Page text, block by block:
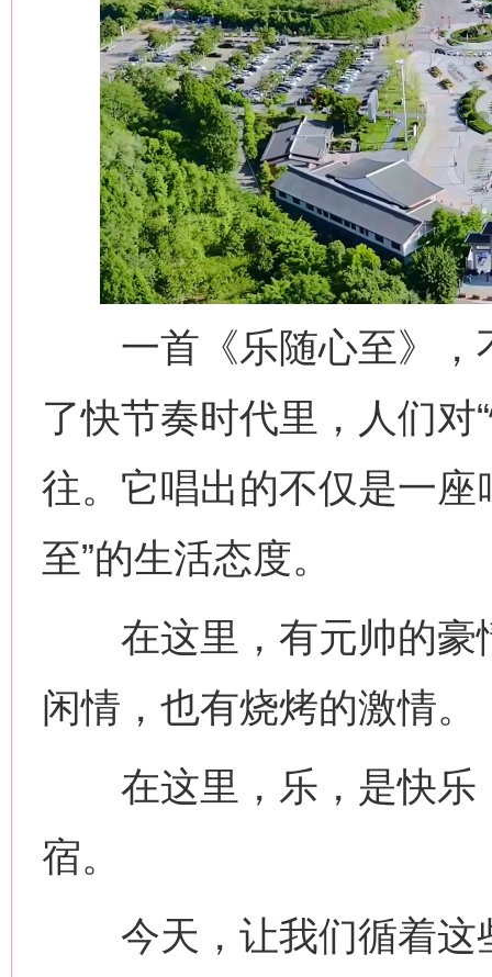
一首《乐随心至》，
了快节奏时代里，人们对
往。它唱出的不仅是一座
至”的生活态度。
在这里，有元帅的豪
闲情，也有烧烤的激情。
在这里，乐，是快乐
宿。
今天，让我们循着这